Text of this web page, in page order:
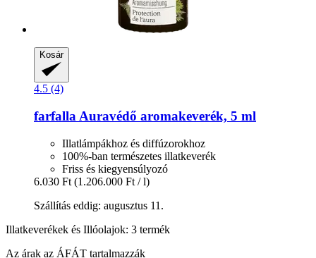
Kosár
4.5 (4)
farfalla Auravédő aromakeverék, 5 ml
Illatlámpákhoz és diffúzorokhoz
100%-ban természetes illatkeverék
Friss és kiegyensúlyozó
6.030 Ft (1.206.000 Ft / l)
Szállítás eddig: augusztus 11.
Illatkeverékek és Illóolajok: 3 termék
Az árak az ÁFÁT tartalmazzák